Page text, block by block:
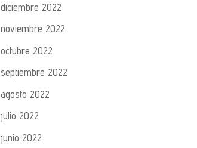
diciembre 2022
noviembre 2022
octubre 2022
septiembre 2022
agosto 2022
julio 2022
junio 2022